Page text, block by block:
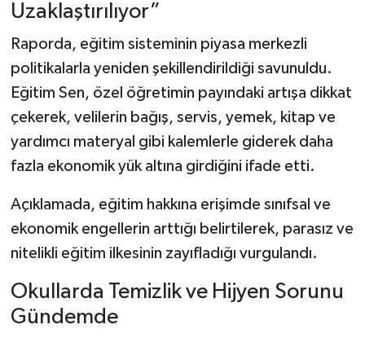
Uzaklaştırılıyor”
Raporda, eğitim sisteminin piyasa merkezli
politikalarla yeniden şekillendirildiği savunuldu.
Eğitim Sen, özel öğretimin payındaki artışa dikkat
çekerek, velilerin bağış, servis, yemek, kitap ve
yardımcı materyal gibi kalemlerle giderek daha
fazla ekonomik yük altına girdiğini ifade etti.
Açıklamada, eğitim hakkına erişimde sınıfsal ve
ekonomik engellerin arttığı belirtilerek, parasız ve
nitelikli eğitim ilkesinin zayıfladığı vurgulandı.
Okullarda Temizlik ve Hijyen Sorunu
Gündemde